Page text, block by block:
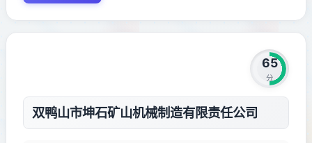
65
分
双鸭山市坤石矿山机械制造有限责任公司